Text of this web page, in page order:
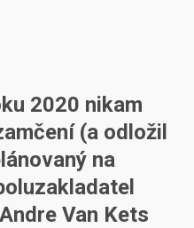
2020 nikam
(a odložil
na
Van Kets